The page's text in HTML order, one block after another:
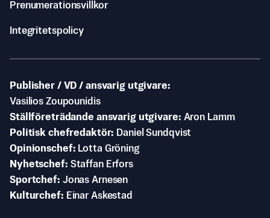
Prenumerationsvillkor
Integritetspolicy
Publisher / VD / ansvarig utgivare
Vasilios Zoupounidis
Ställföreträdande ansvarig utgivare Aron Lamm
Politisk chefredaktör
Daniel Sundqvist
Opinionschef
Lotta Gröning
Nyhetschef Staffan Erfors
Sportchef Jonas Arnesen
Kulturchef
Einar Askestad